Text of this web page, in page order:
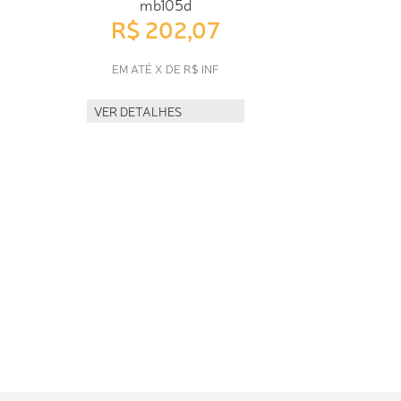
mb105d
R$ 202,07
EM ATÉ X DE R$ INF
VER DETALHES